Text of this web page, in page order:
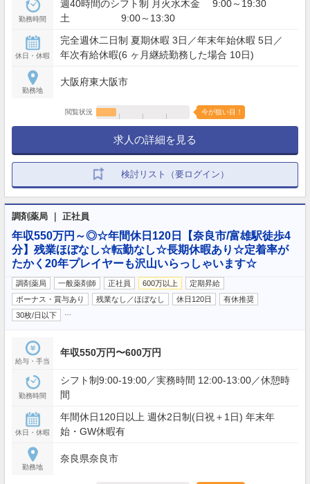
勤務時間
週40時間のシフト制 月火水木金 9:00～19:30
土 9:00～13:30
休日・休暇
完全週休二日制 夏期休暇 3日／年末年始休暇 5日／
年次有給休暇(6 ヶ月継続勤務した場合 10日)
勤務地
大阪府東大阪市
閲覧状況 今が狙い目！
求人の詳細を見る
検討リスト（要ログイン）
調剤薬局 ｜ 正社員
年収550万円～◎☆年間休日120日【奈良市/富雄駅徒歩4
分】残業ほぼなし☆転勤なし☆長期休暇あり☆定着率が
たかく20年プレイヤーも沢山いらっしゃいます☆
調剤薬局 一般薬剤師 正社員 600万以上
定期昇給
ボーナス・賞与あり
残業なし／ほぼなし 休日120日
有休推奨
30枚/日以下
給与・手当
年収550万円〜600万円
勤務時間
シフト制9:00-19:00／実務時間 12:00-13:00／休憩時
間
休日・休暇
年間休日120日以上 週休2日制(日祝＋1日) 年末年
始・GW休暇有
勤務地
奈良県奈良市